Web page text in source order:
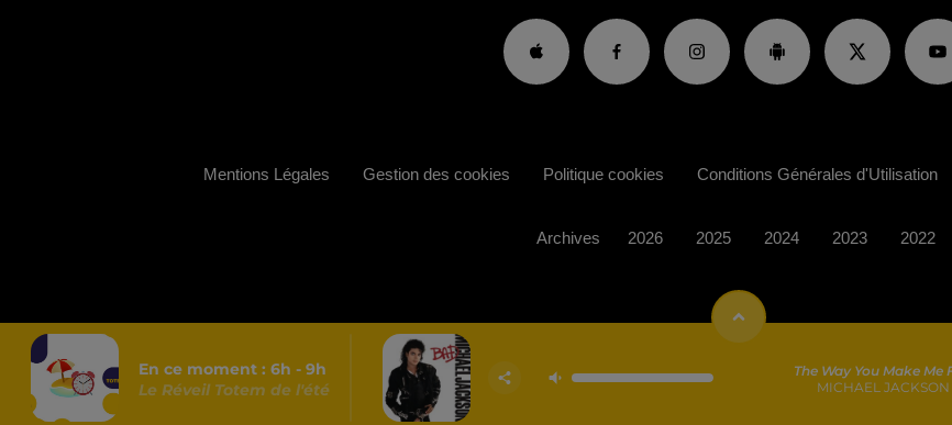
En ce moment : 6h - 9h
Le Réveil Totem de l'été
The Way You Make Me
MICHAEL JACKSON
Mentions Légales Gestion des cookies Politique cookies Conditions Générales d'Utilisation
Archives 2026 2025 2024 2023 2022